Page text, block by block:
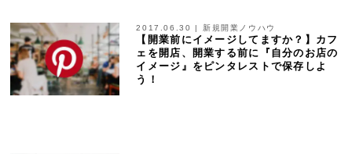
2017.06.30 | 新規開業ノウハウ
【開業前にイメージしてますか？】カフ
ェを開店、開業する前に『自分のお店の
イメージ』をピンタレストで保存しよ
う！